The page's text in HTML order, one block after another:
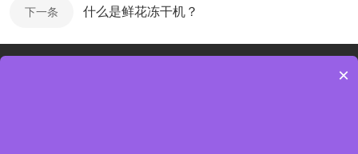
下一条 什么是鲜花冻干机？
×